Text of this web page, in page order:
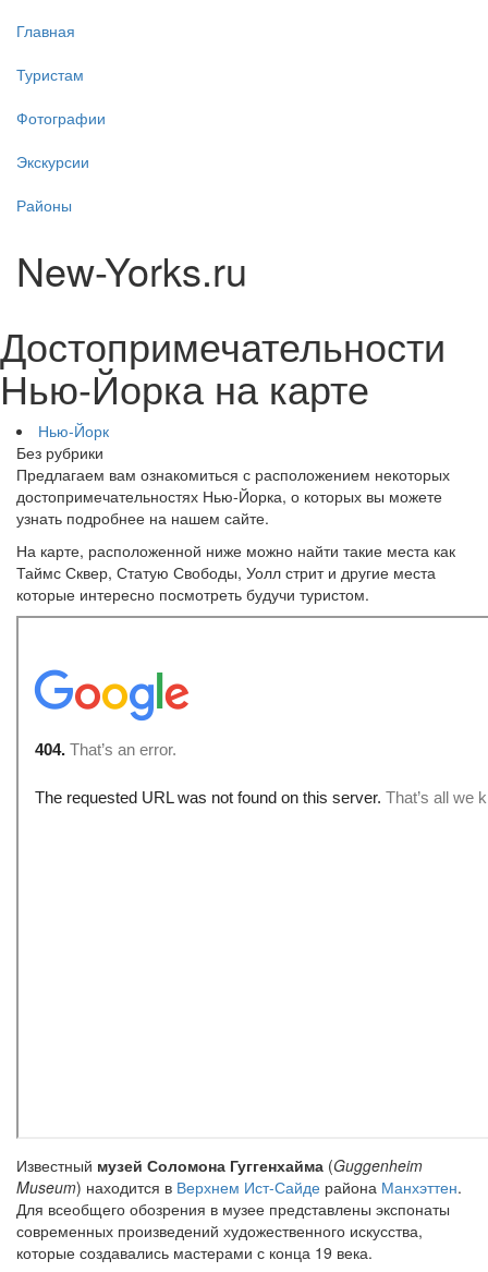
Главная
Туристам
Фотографии
Экскурсии
Районы
New-Yorks.ru
Достопримечательности
Нью-Йорка на карте
Нью-Йорк
Без рубрики
Предлагаем вам ознакомиться с расположением некоторых
достопримечательностях Нью-Йорка, о которых вы можете
узнать подробнее на нашем сайте.
На карте, расположенной ниже можно найти такие места как
Таймс Сквер, Статую Свободы, Уолл стрит и другие места
которые интересно посмотреть будучи туристом.
Известный музей Соломона Гуггенхайма (Guggenheim
Museum) находится в Верхнем Ист-Сайде района Манхэттен.
Для всеобщего обозрения в музее представлены экспонаты
современных произведений художественного искусства,
которые создавались мастерами с конца 19 века.